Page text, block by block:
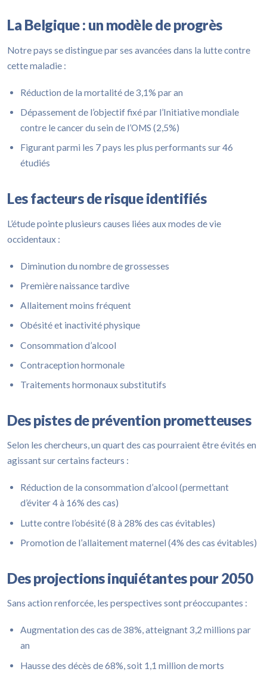
La Belgique : un modèle de progrès
Notre pays se distingue par ses avancées dans la lutte contre
cette maladie :
Réduction de la mortalité de 3,1% par an
Dépassement de l’objectif fixé par l’Initiative mondiale
contre le cancer du sein de l’OMS (2,5%)
Figurant parmi les 7 pays les plus performants sur 46
étudiés
Les facteurs de risque identifiés
L’étude pointe plusieurs causes liées aux modes de vie
occidentaux :
Diminution du nombre de grossesses
Première naissance tardive
Allaitement moins fréquent
Obésité et inactivité physique
Consommation d’alcool
Contraception hormonale
Traitements hormonaux substitutifs
Des pistes de prévention prometteuses
Selon les chercheurs, un quart des cas pourraient être évités en
agissant sur certains facteurs :
Réduction de la consommation d’alcool (permettant
d’éviter 4 à 16% des cas)
Lutte contre l’obésité (8 à 28% des cas évitables)
Promotion de l’allaitement maternel (4% des cas évitables)
Des projections inquiétantes pour 2050
Sans action renforcée, les perspectives sont préoccupantes :
Augmentation des cas de 38%, atteignant 3,2 millions par
an
Hausse des décès de 68%, soit 1,1 million de morts